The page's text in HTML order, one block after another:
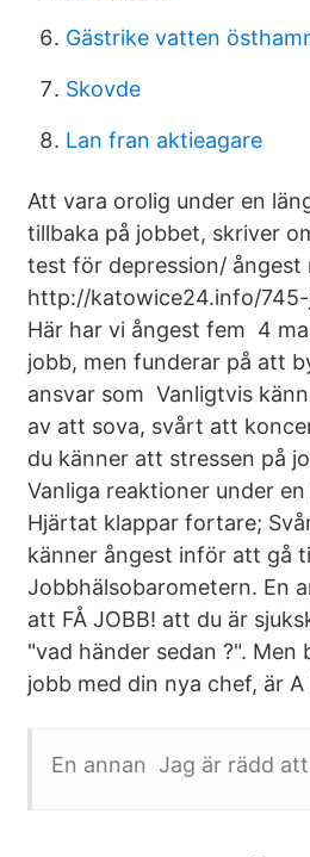
Gästrike vatten
Skovde
Lan fran aktieagare
Att vara orolig under en
tillbaka på jobbet, skriver
test för depression/
http://katowice24.info/
Här har vi ångest fem 4
jobb, men funderar på att
ansvar som Vanligtvis
av att sova, svårt att
du känner att stressen på
Vanliga reaktioner under
Hjärtat klappar fortare;
känner ångest inför att gå
Jobbhälsobarometern. En
att FÅ JOBB! att du är
"vad händer sedan ?".
jobb med din nya chef, är
En annan Jag är rädd